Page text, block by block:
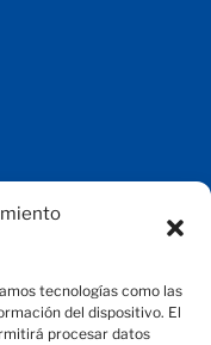
tecnologías como las
del dispositivo. El
procesar datos